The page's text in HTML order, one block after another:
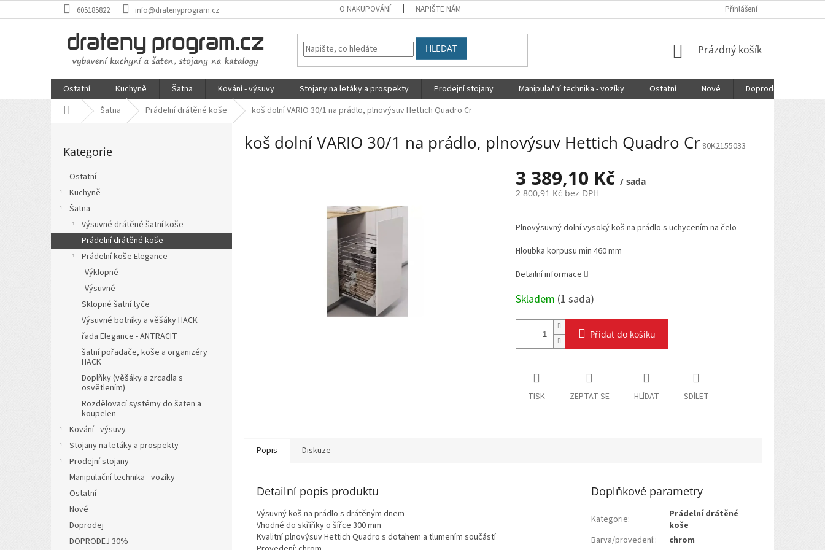
na
605185822 info@dratenyprogram.cz O NAKUPOVÁNÍ NAPIŠTE NÁM Přihlášení
HLEDAT
NÁKUPNÍ
Prázdný košík
Ostatní Kuchyně Šatna Kování - výsuvy Stojany na letáky a prospekty Prodejní stojany Manipulační technika - vozíky Ostatní Nové Doprodej
Domů Šatna Prádelní drátěné koše koš dolní VARIO 30/1 na prádlo, plnovýsuv Hettich Quadro Cr
í
p
kategorie
Kategorie
Ostatní
Kuchyně
Šatna
Výsuvné drátěné šatní koše
Prádelní drátěné koše
Prádelní koše Elegance
Výklopné
Výsuvné
Sklopné šatní tyče
Výsuvné botníky a věšáky HACK
řada Elegance - ANTRACIT
šatní pořadače, koše a organizéry
HACK
Doplňky (věšáky a zrcadla s
osvětlením)
Rozdělovací systémy do šaten a
koupelen
Kování - výsuvy
Stojany na letáky a prospekty
Prodejní stojany
Manipulační technika - vozíky
Ostatní
Nové
Doprodej
DOPRODEJ 30%
koš dolní VARIO 30/1 na prádlo, plnovýsuv Hettich Quadro Cr 80K2155033
3 389,10 Kč / sada
2 800,91 Kč bez DPH
cena:
Plnovýsuvný dolní vysoký koš na prádlo s uchycením na čelo
Hloubka korpusu min 460 mm
Detailní informace
Skladem (1 sada)
Přidat do košíku
TISK ZEPTAT SE HLÍDAT SDÍLET
Popis Diskuze
Detailní popis produktu
Výsuvný koš na prádlo s drátěným dnem
Vhodné do skříňky o šířce 300 mm
Kvalitní plnovýsuv Hettich Quadro s dotahem a tlumením součástí
Doplňkové parametry
Kategorie:
Prádelní drátěné
koše
Barva/provedení::
chrom